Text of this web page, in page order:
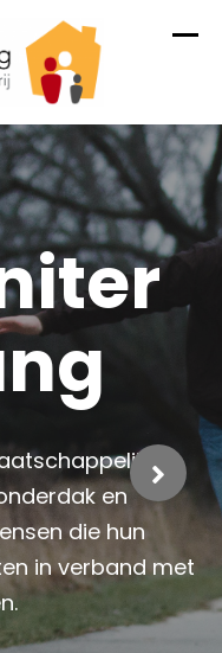
en
die hun
in verband met